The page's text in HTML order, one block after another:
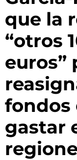
que la
“otros
euros”
fondos
gastar